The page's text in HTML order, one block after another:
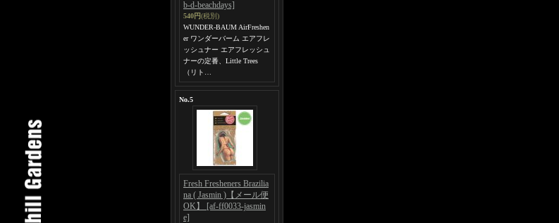
b-d-beachdays]
540円(税別)
WUNDER-BAUM AirFreshen
er ワンダーバーム エアフレ
ッシュナー エアフレッシュ
ナーの定番、Little Trees
（リト…
No.5
Fresh Fresheners Brazilia
na ( Jasmin )【メール便
OK】 [af-ff0033-jasmin
e]